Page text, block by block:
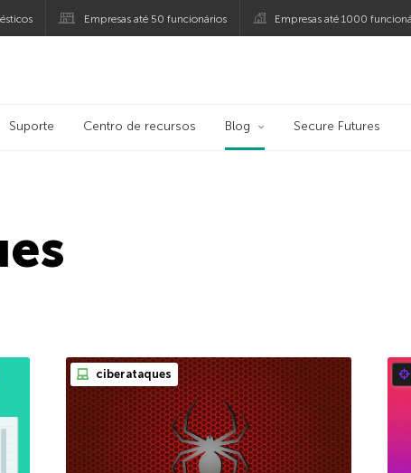
Empresas até 50 funcionários Empresas até 1000
Suporte Centro de recursos Blog Secure Futures
ciberataques